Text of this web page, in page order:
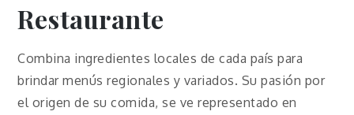
Restaurante
Combina ingredientes locales de cada país para
brindar menús regionales y variados. Su pasión por
el origen de su comida, se ve representado en